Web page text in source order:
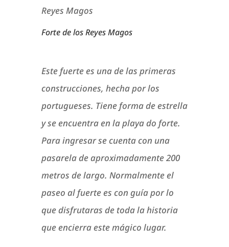
Reyes Magos
Forte de los Reyes Magos
Este fuerte es una de las primeras
construcciones, hecha por los
portugueses. Tiene forma de estrella
y se encuentra en la playa do forte.
Para ingresar se cuenta con una
pasarela de aproximadamente 200
metros de largo. Normalmente el
paseo al fuerte es con guía por lo
que disfrutaras de toda la historia
que encierra este mágico lugar.